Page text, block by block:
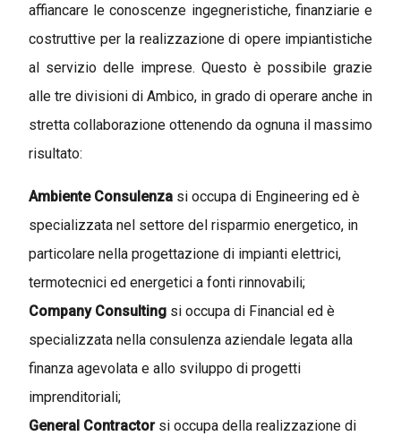
affiancare le conoscenze ingegneristiche, finanziarie e
costruttive per la realizzazione di opere impiantistiche
al servizio delle imprese. Questo è possibile grazie
alle tre divisioni di Ambico, in grado di operare anche in
stretta collaborazione ottenendo da ognuna il massimo
risultato:
Ambiente Consulenza si occupa di Engineering ed è
specializzata nel settore del risparmio energetico, in
particolare nella progettazione di impianti elettrici,
termotecnici ed energetici a fonti rinnovabili;
Company Consulting si occupa di Financial ed è
specializzata nella consulenza aziendale legata alla
finanza agevolata e allo sviluppo di progetti
imprenditoriali;
General Contractorsi occupa della realizzazione di